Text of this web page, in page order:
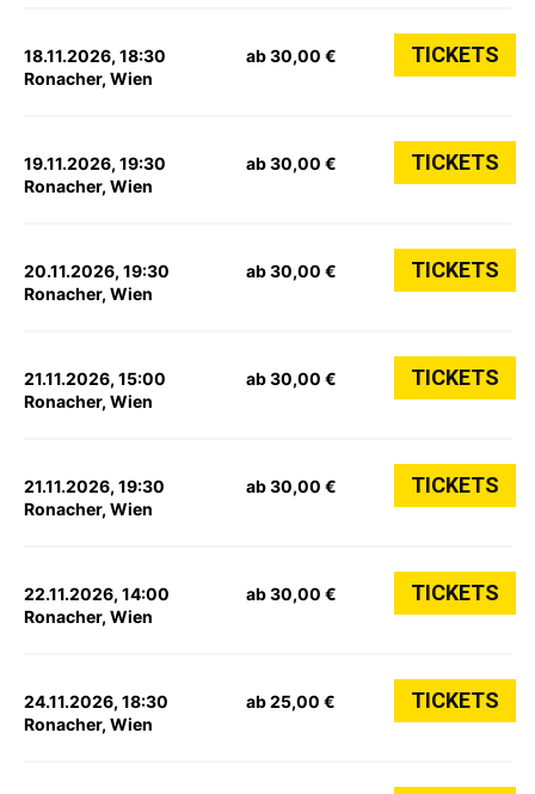
18.11.2026, 18:30
Ronacher, Wien
ab 30,00 € TICKETS
19.11.2026, 19:30
Ronacher, Wien
ab 30,00 € TICKETS
20.11.2026, 19:30
Ronacher, Wien
ab 30,00 € TICKETS
21.11.2026, 15:00
Ronacher, Wien
ab 30,00 € TICKETS
21.11.2026, 19:30
Ronacher, Wien
ab 30,00 € TICKETS
22.11.2026, 14:00
Ronacher, Wien
ab 30,00 € TICKETS
24.11.2026, 18:30
Ronacher, Wien
ab 25,00 € TICKETS